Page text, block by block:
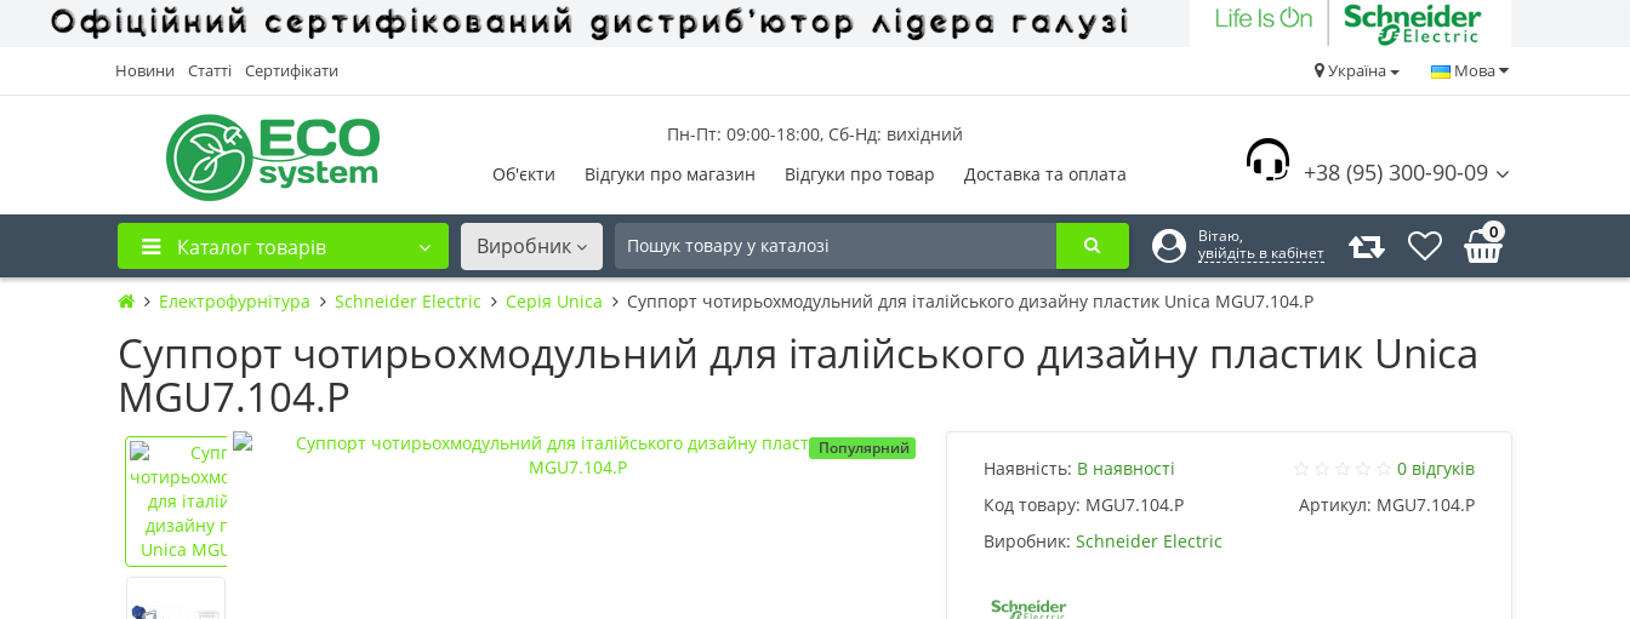
Новини Статті Сертифікати Мова
Україна
+38 (95) 300-90-09
Пн-Пт: 09:00-18:00, Сб-Нд: вихідний
Об'єкти
Відгуки про магазин Відгуки про товар Доставка та оплата
Каталог товарів Виробник
Вітаю,
увійдіть в кабінет
0
Електрофурнітура Schneider Electric Cерія Unica Суппорт чотирьохмодульний для італійського дизайну пластик Unica MGU7.104.P
Суппорт чотирьохмодульний для італійського дизайну пластик Unica
MGU7.104.P
Популярний
Наявність: В наявності
0 відгуків
Код товару: MGU7.104.P Артикул: MGU7.104.P
Виробник: Schneider Electric